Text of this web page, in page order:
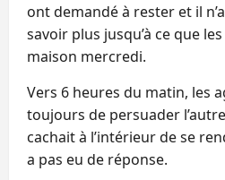
ont demandé à rester et il
savoir plus jusqu’à ce que
maison mercredi.
Vers 6 heures du matin, les
toujours de persuader
cachait à l’intérieur de se
a pas eu de réponse.